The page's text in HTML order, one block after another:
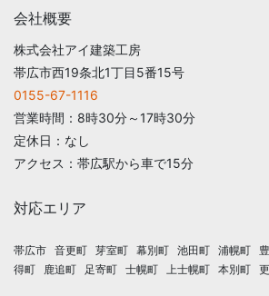
会社概要
株式会社アイ建築工房
帯広市西19条北1丁目5番15号
0155-67-1116
営業時間：8時30分～17時30分
定休日：なし
アクセス：帯広駅から車で15分
対応エリア
帯広市 音更町 芽室町 幕別町 池田町 浦幌町
得町
鹿追町 足寄町 士幌町 上士幌町 本別町